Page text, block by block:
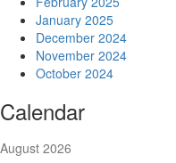
January 2025
December 2024
November 2024
October 2024
Calendar
August 2026